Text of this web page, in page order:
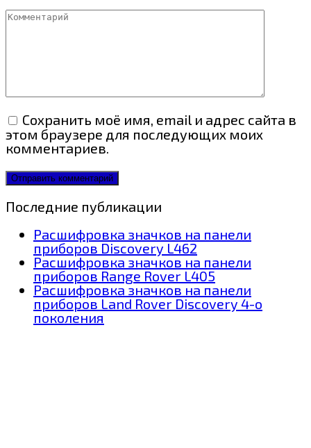
Комментарий
Сохранить моё имя, email и адрес сайта в
этом браузере для последующих моих
комментариев.
Последние публикации
Расшифровка значков на панели
приборов Discovery L462
Расшифровка значков на панели
приборов Range Rover L405
Расшифровка значков на панели
приборов Land Rover Discovery 4-о
поколения